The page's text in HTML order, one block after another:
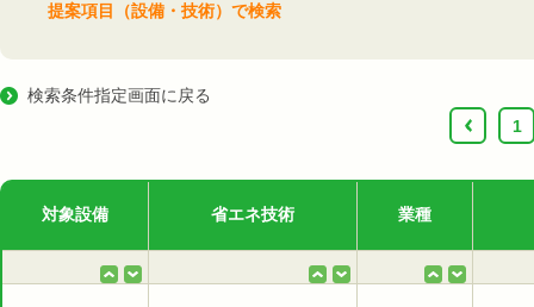
提案項目（設備・技術）で検索
検索条件指定画面に戻る
‹
1
対象設備 省エネ技術 業種